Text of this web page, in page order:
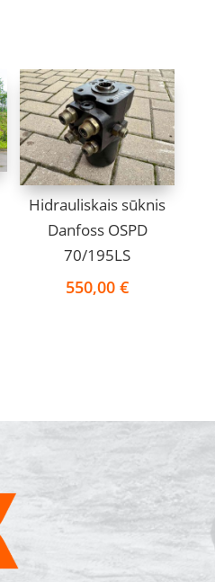
Hidrauliskais sūknis
Danfoss OSPD
70/195LS
550,00€